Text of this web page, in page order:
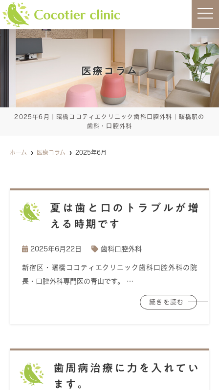
医療コラム
2025年6月｜曙橋ココティエクリニック歯科口腔外科｜曙橋駅の
歯科・口腔外科
t
o
e
n
a
v
i
g
a
t
i
ホーム 医療コラム 2025年6月
夏は歯と口のトラブルが増
える時期です
2025年6月22日 歯科口腔外科
新宿区・曙橋ココティエクリニック歯科口腔外科の院
長・口腔外科専門医の青山です。 …
続きを読む
歯周病治療に力を入れてい
ます。